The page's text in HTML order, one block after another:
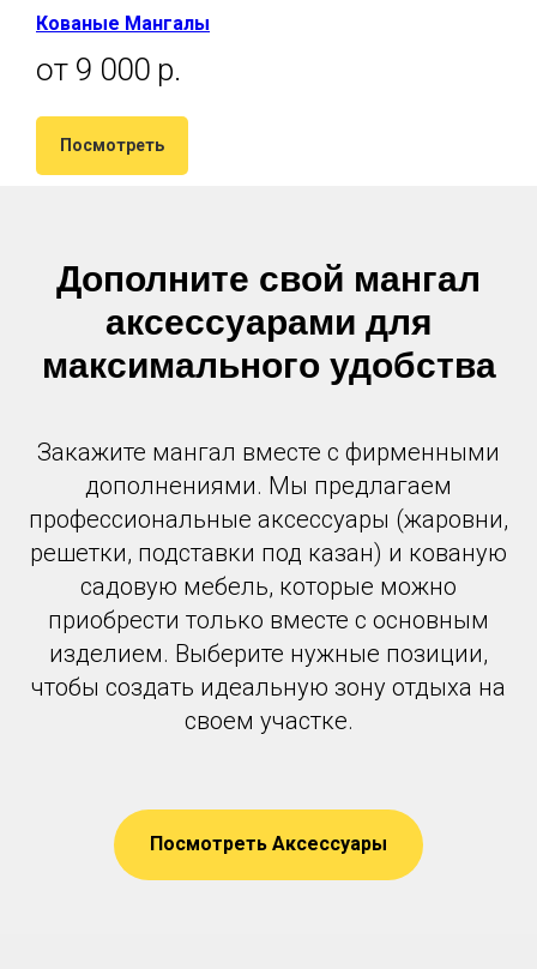
Кованые Мангалы
от 9 000 р.
Посмотреть
Дополните свой мангал
аксессуарами для
максимального удобства
Закажите мангал вместе с фирменными
дополнениями. Мы предлагаем
профессиональные аксессуары (жаровни,
решетки, подставки под казан) и кованую
садовую мебель, которые можно
приобрести только вместе с основным
изделием. Выберите нужные позиции,
чтобы создать идеальную зону отдыха на
своем участке.
Посмотреть Аксессуары